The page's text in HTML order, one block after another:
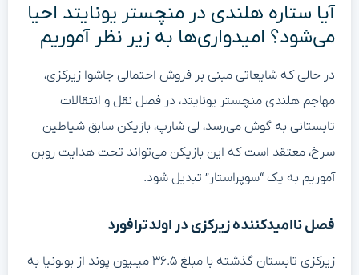
آیا ستاره هلندی در منچستر یونایتد احیا
می‌شود؟ امیدواری‌ها به زیر نظر آموریم
در حالی که شایعاتی مبنی بر فروش احتمالی جاشوا زیرکزی،
مهاجم هلندی منچستر یونایتد، در فصل نقل و انتقالات
تابستانی به گوش می‌رسد، لی شارپ، بازیکن سابق شیاطین
سرخ، معتقد است که این بازیکن می‌تواند تحت هدایت روبن
آموریم به یک “سوپراستار” تبدیل شود.
فصل ناامیدکننده زیرکزی در اولدترافورد
زیرکزی تابستان گذشته با مبلغ ۳۶.۵ میلیون پوند از بولونیا به